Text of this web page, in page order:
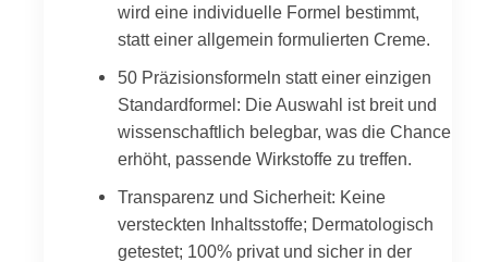
wird eine individuelle Formel bestimmt,
statt einer allgemein formulierten Creme.
50 Präzisionsformeln statt einer einzigen
Standardformel: Die Auswahl ist breit und
wissenschaftlich belegbar, was die Chance
erhöht, passende Wirkstoffe zu treffen.
Transparenz und Sicherheit: Keine
versteckten Inhaltsstoffe; Dermatologisch
getestet; 100% privat und sicher in der